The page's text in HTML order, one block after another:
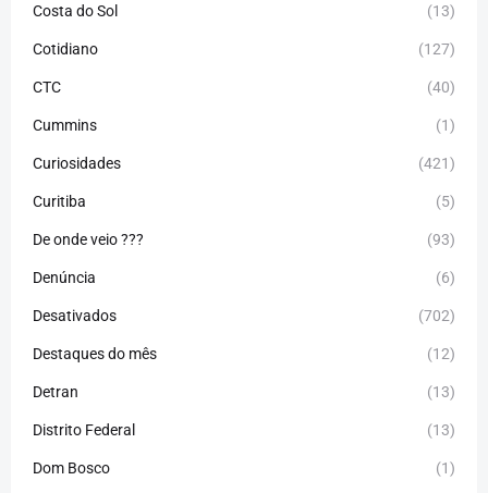
Costa do Sol (13)
Cotidiano (127)
CTC (40)
Cummins (1)
Curiosidades (421)
Curitiba (5)
De onde veio ??? (93)
Denúncia (6)
Desativados (702)
Destaques do mês (12)
Detran (13)
Distrito Federal (13)
Dom Bosco (1)